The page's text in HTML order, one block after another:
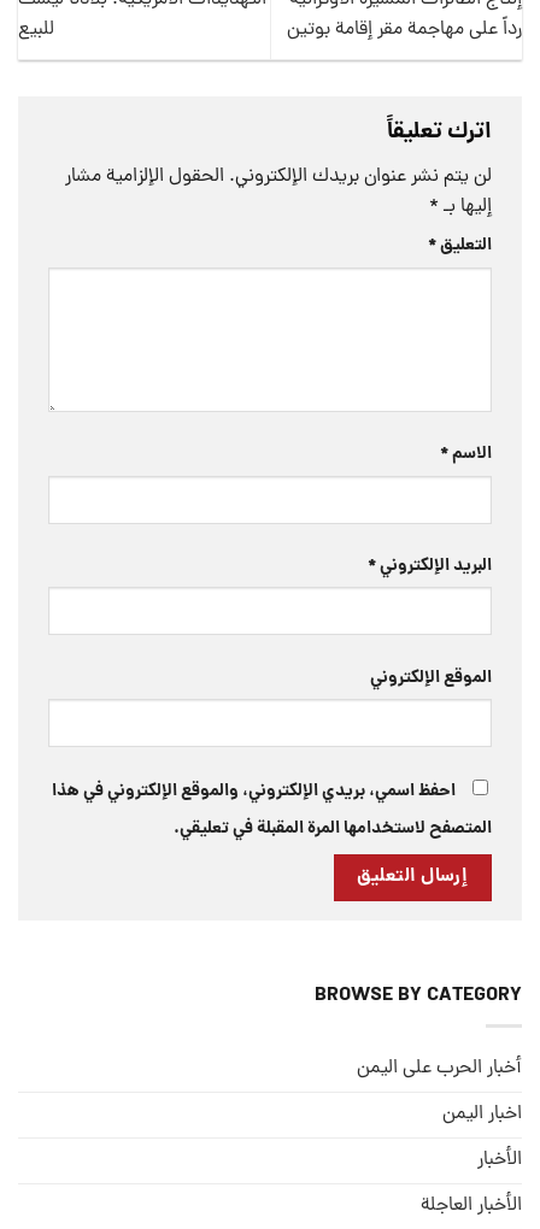
رداً على مهاجمة مقر إقامة بوتين
للبيع
اترك تعليقاً
لن يتم نشر عنوان بريدك الإلكتروني. الحقول الإلزامية مشار
إليها بـ *
التعليق*
الاسم*
البريد الإلكتروني*
الموقع الإلكتروني
احفظ اسمي، بريدي الإلكتروني، والموقع الإلكتروني في هذا
المتصفح لاستخدامها المرة المقبلة في تعليقي.
BROWSE BY CATEGORY
أخبار الحرب على اليمن
اخبار اليمن
الأخبار
الأخبار العاجلة